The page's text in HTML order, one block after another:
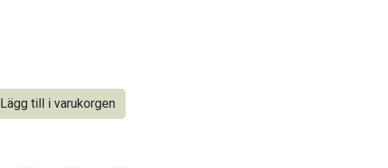
Lägg till i varukorgen